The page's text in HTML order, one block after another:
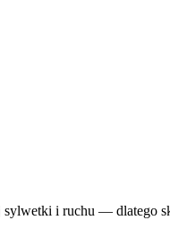
i ruchu — dlatego